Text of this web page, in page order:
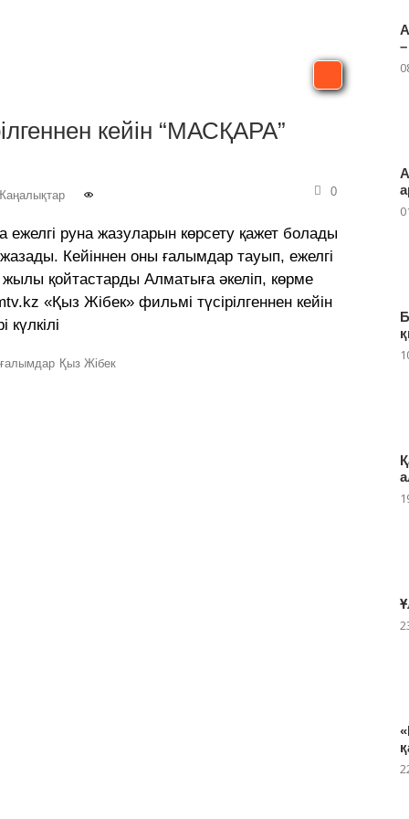
кейін “МАСҚАРА”
0
руна жазуларын көрсету қажет болады
Кейіннен оны ғалымдар тауып, ежелгі
қойтастарды Алматыға әкеліп, көрме
«Қыз Жібек» фильмі түсірілгеннен кейін
ғалымдар Қыз Жібек